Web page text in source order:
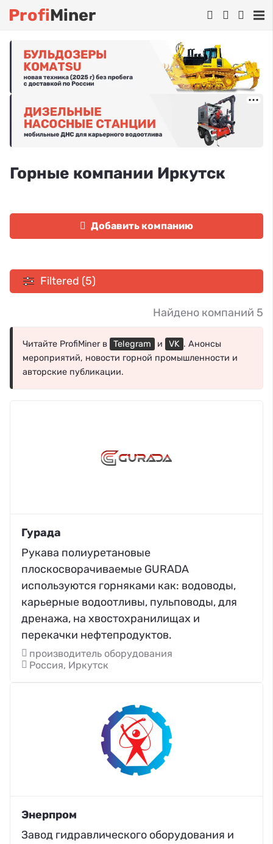
ProfiMiner
Горные компании Иркутск
Добавить компанию
Filtered (5)
Найдено компаний 5
Читайте ProfiMiner в Telegram и VK . Анонсы
мероприятий, новости горной промышленности и
авторские публикации.
Гурада
Рукава полиуретановые
плоскосворачиваемые GURADA
используются горняками как: водоводы,
карьерные водоотливы, пульповоды, для
дренажа, на хвостохранилищах и
перекачки нефтепродуктов.
производитель оборудования
Россия, Иркутск
Энерпром
Завод гидравлического оборудования и